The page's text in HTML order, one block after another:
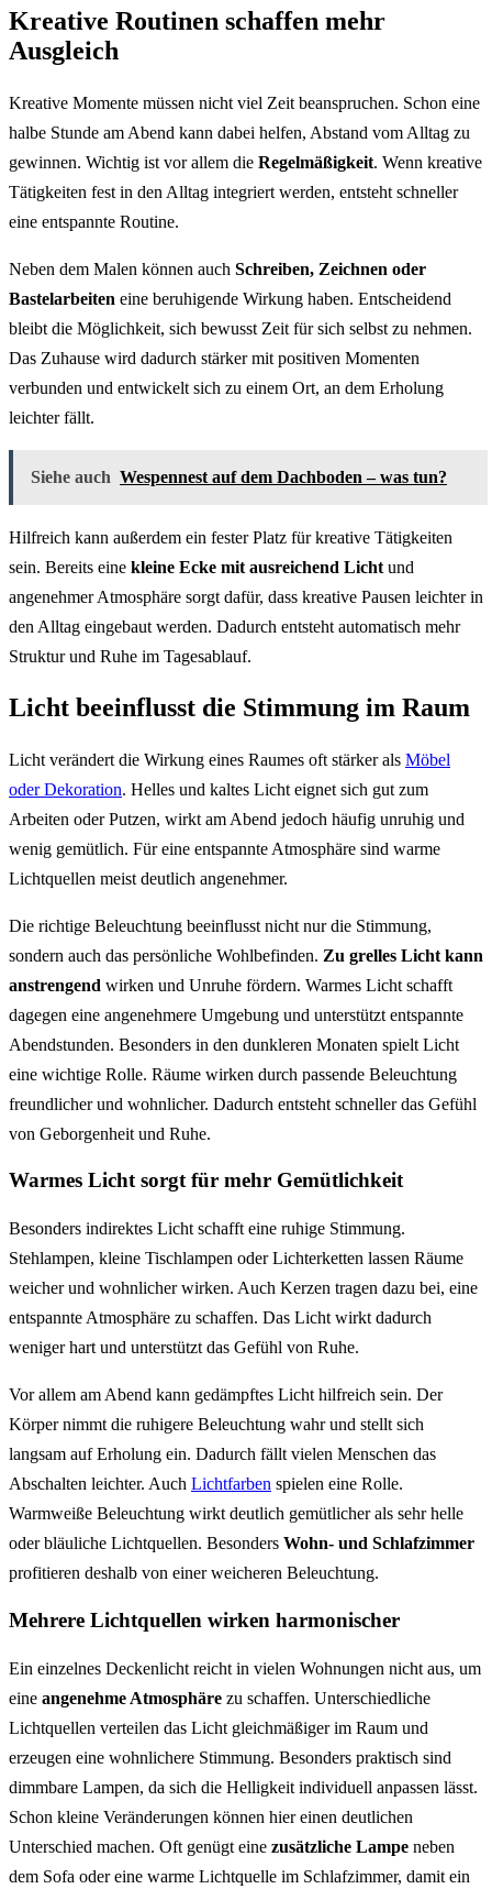
Kreative Routinen schaffen mehr
Ausgleich
Kreative Momente müssen nicht viel Zeit beanspruchen. Schon eine
halbe Stunde am Abend kann dabei helfen, Abstand vom Alltag zu
gewinnen. Wichtig ist vor allem die Regelmäßigkeit. Wenn kreative
Tätigkeiten fest in den Alltag integriert werden, entsteht schneller
eine entspannte Routine.
Neben dem Malen können auch Schreiben, Zeichnen oder
Bastelarbeiten eine beruhigende Wirkung haben. Entscheidend
bleibt die Möglichkeit, sich bewusst Zeit für sich selbst zu nehmen.
Das Zuhause wird dadurch stärker mit positiven Momenten
verbunden und entwickelt sich zu einem Ort, an dem Erholung
leichter fällt.
Siehe auch Wespennest auf dem Dachboden – was tun?
Hilfreich kann außerdem ein fester Platz für kreative Tätigkeiten
sein. Bereits eine kleine Ecke mit ausreichend Licht und
angenehmer Atmosphäre sorgt dafür, dass kreative Pausen leichter in
den Alltag eingebaut werden. Dadurch entsteht automatisch mehr
Struktur und Ruhe im Tagesablauf.
Licht beeinflusst die Stimmung im Raum
Licht verändert die Wirkung eines Raumes oft stärker als Möbel
oder Dekoration. Helles und kaltes Licht eignet sich gut zum
Arbeiten oder Putzen, wirkt am Abend jedoch häufig unruhig und
wenig gemütlich. Für eine entspannte Atmosphäre sind warme
Lichtquellen meist deutlich angenehmer.
Die richtige Beleuchtung beeinflusst nicht nur die Stimmung,
sondern auch das persönliche Wohlbefinden. Zu grelles Licht kann
anstrengend wirken und Unruhe fördern. Warmes Licht schafft
dagegen eine angenehmere Umgebung und unterstützt entspannte
Abendstunden. Besonders in den dunkleren Monaten spielt Licht
eine wichtige Rolle. Räume wirken durch passende Beleuchtung
freundlicher und wohnlicher. Dadurch entsteht schneller das Gefühl
von Geborgenheit und Ruhe.
Warmes Licht sorgt für mehr Gemütlichkeit
Besonders indirektes Licht schafft eine ruhige Stimmung.
Stehlampen, kleine Tischlampen oder Lichterketten lassen Räume
weicher und wohnlicher wirken. Auch Kerzen tragen dazu bei, eine
entspannte Atmosphäre zu schaffen. Das Licht wirkt dadurch
weniger hart und unterstützt das Gefühl von Ruhe.
Vor allem am Abend kann gedämpftes Licht hilfreich sein. Der
Körper nimmt die ruhigere Beleuchtung wahr und stellt sich
langsam auf Erholung ein. Dadurch fällt vielen Menschen das
Abschalten leichter. Auch Lichtfarben spielen eine Rolle.
Warmweiße Beleuchtung wirkt deutlich gemütlicher als sehr helle
oder bläuliche Lichtquellen. Besonders Wohn- und Schlafzimmer
profitieren deshalb von einer weicheren Beleuchtung.
Mehrere Lichtquellen wirken harmonischer
Ein einzelnes Deckenlicht reicht in vielen Wohnungen nicht aus, um
eine angenehme Atmosphäre zu schaffen. Unterschiedliche
Lichtquellen verteilen das Licht gleichmäßiger im Raum und
erzeugen eine wohnlichere Stimmung. Besonders praktisch sind
dimmbare Lampen, da sich die Helligkeit individuell anpassen lässt.
Schon kleine Veränderungen können hier einen deutlichen
Unterschied machen. Oft genügt eine zusätzliche Lampe neben
dem Sofa oder eine warme Lichtquelle im Schlafzimmer, damit ein